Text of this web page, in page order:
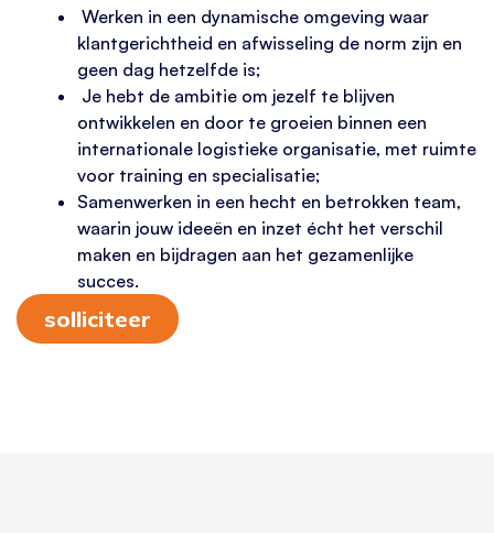
Werken in een dynamische omgeving waar
klantgerichtheid en afwisseling de norm zijn en
geen dag hetzelfde is;
Je hebt de ambitie om jezelf te blijven
ontwikkelen en door te groeien binnen een
internationale logistieke organisatie, met ruimte
voor training en specialisatie;
Samenwerken in een hecht en betrokken team,
waarin jouw ideeën en inzet écht het verschil
maken en bijdragen aan het gezamenlijke
succes.
solliciteer